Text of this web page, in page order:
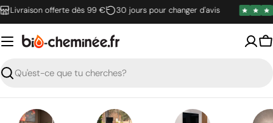
Passer
au
contenu
offerte dès 99 € 30 jours pour changer d'avis
Recherche